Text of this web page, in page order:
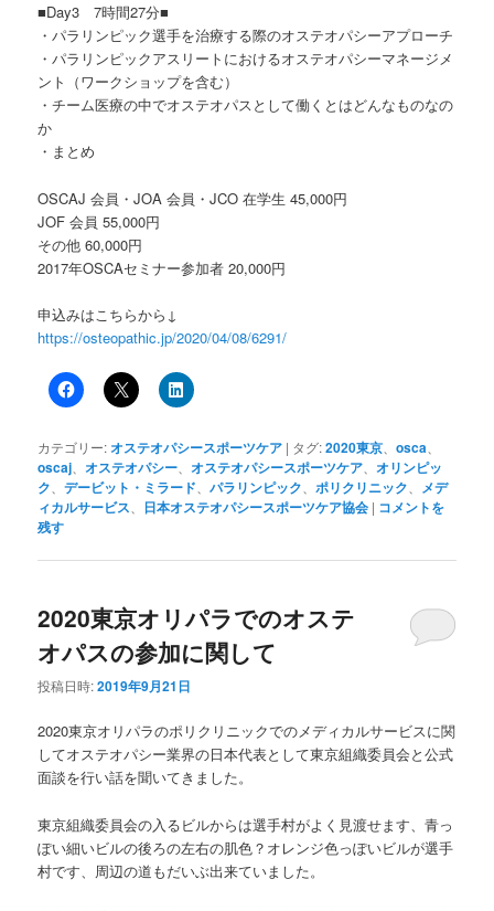
■Day3 7時間27分■
・パラリンピック選手を治療する際のオステオパシーアプローチ
・パラリンピックアスリートにおけるオステオパシーマネージメ
ント（ワークショップを含む）
・チーム医療の中でオステオパスとして働くとはどんなものなの
か
・まとめ
OSCAJ 会員・JOA 会員・JCO 在学生 45,000円
JOF 会員 55,000円
その他 60,000円
2017年OSCAセミナー参加者 20,000円
申込みはこちらから↓
https://osteopathic.jp/2020/04/08/6291/
カテゴリー:オステオパシースポーツケア | タグ:2020東京 、osca
oscaj 、オステオパシー 、オステオパシースポーツケア 、オリンピッ
ク 、デービット・ミラード 、パラリンピック ポリクリニック
メデ
ィカルサービス
日本オステオパシースポーツケア協会 | コメントを
残す
2020東京オリパラでのオステ
オパスの参加に関して
投稿日時:2019年9月21日
2020東京オリパラのポリクリニックでのメディカルサービスに関
してオステオパシー業界の日本代表として東京組織委員会と公式
面談を行い話を聞いてきました。
東京組織委員会の入るビルからは選手村がよく見渡せます、青っ
ぽい細いビルの後ろの左右の肌色？オレンジ色っぽいビルが選手
村です、周辺の道もだいぶ出来ていました。